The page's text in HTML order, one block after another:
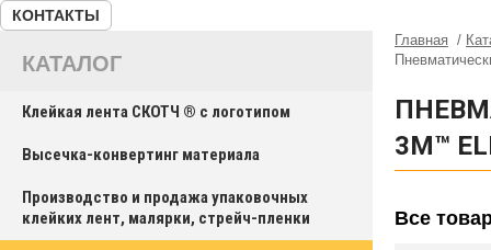
КОНТАКТЫ
Главная
3М™
Все
КАТАЛОГ
Клейкая лента СКОТЧ ® с логотипом
Высечка-конвертинг материала
Производство и продажа упаковочных
клейких лент, малярки, стрейч-пленки